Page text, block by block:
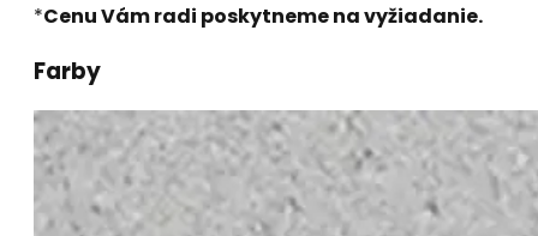
*Cenu Vám radi poskytneme na vyžiadanie.
Farby